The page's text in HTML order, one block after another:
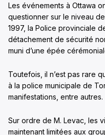
Les événements à Ottawa
questionner sur le niveau
1997, la Police provinciale
détachement de sécurité
muni d’une épée
Toutefois, il n’est pas rare
à la police municipale de
manifestations, entre autres.
Sur ordre de M. Levac, les
maintenant limitées aux